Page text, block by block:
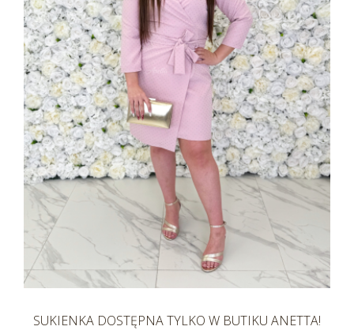
SUKIENKA DOSTĘPNA TYLKO W BUTIKU ANETTA!